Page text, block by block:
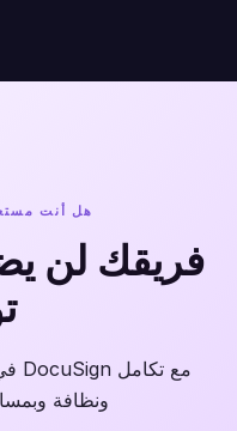
هل أنت
فريقك لن
ونظافة